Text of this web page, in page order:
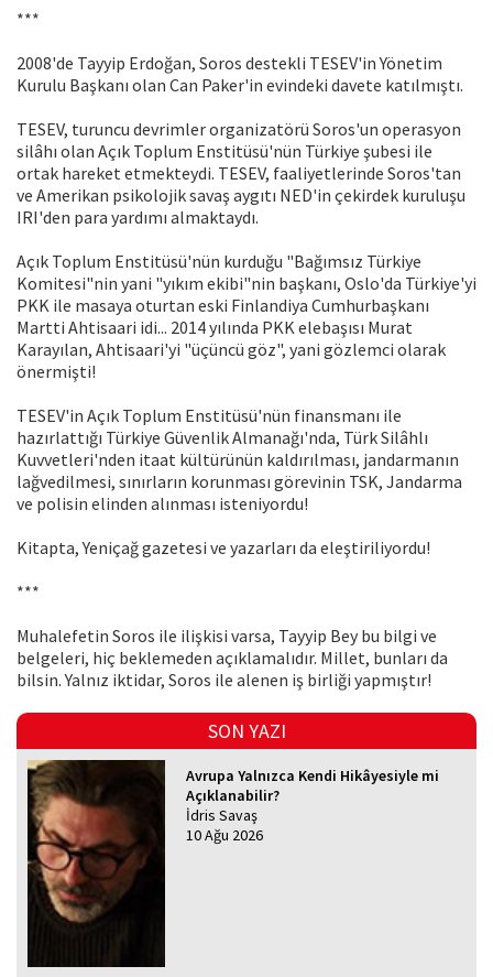
***
2008'de Tayyip Erdoğan, Soros destekli TESEV'in Yönetim
Kurulu Başkanı olan Can Paker'in evindeki davete katılmıştı.
TESEV, turuncu devrimler organizatörü Soros'un operasyon
silâhı olan Açık Toplum Enstitüsü'nün Türkiye şubesi ile
ortak hareket etmekteydi. TESEV, faaliyetlerinde Soros'tan
ve Amerikan psikolojik savaş aygıtı NED'in çekirdek kuruluşu
IRI'den para yardımı almaktaydı.
Açık Toplum Enstitüsü'nün kurduğu "Bağımsız Türkiye
Komitesi"nin yani "yıkım ekibi"nin başkanı, Oslo'da Türkiye'yi
PKK ile masaya oturtan eski Finlandiya Cumhurbaşkanı
Martti Ahtisaari idi... 2014 yılında PKK elebaşısı Murat
Karayılan, Ahtisaari'yi "üçüncü göz", yani gözlemci olarak
önermişti!
TESEV'in Açık Toplum Enstitüsü'nün finansmanı ile
hazırlattığı Türkiye Güvenlik Almanağı'nda, Türk Silâhlı
Kuvvetleri'nden itaat kültürünün kaldırılması, jandarmanın
lağvedilmesi, sınırların korunması görevinin TSK, Jandarma
ve polisin elinden alınması isteniyordu!
Kitapta, Yeniçağ gazetesi ve yazarları da eleştiriliyordu!
***
Muhalefetin Soros ile ilişkisi varsa, Tayyip Bey bu bilgi ve
belgeleri, hiç beklemeden açıklamalıdır. Millet, bunları da
bilsin. Yalnız iktidar, Soros ile alenen iş birliği yapmıştır!
SON YAZI
Avrupa Yalnızca Kendi Hikâyesiyle mi
Açıklanabilir?
İdris Savaş
10 Ağu 2026